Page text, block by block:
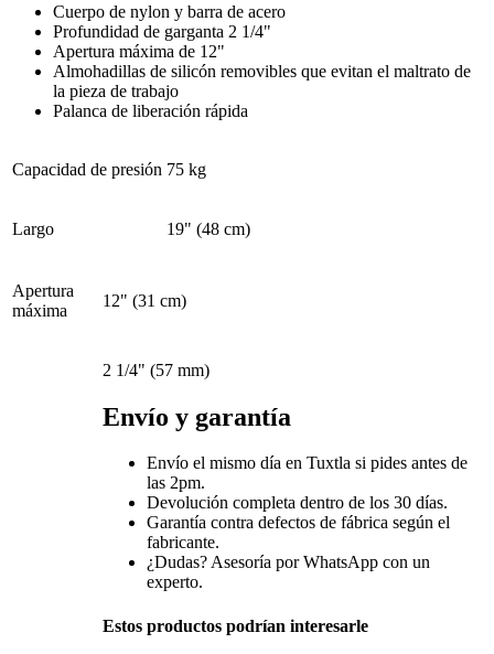
Cuerpo de nylon y barra de acero
Profundidad de garganta 2 1/4"
Apertura máxima de 12"
Almohadillas de silicón removibles que evitan el maltrato de
la pieza de trabajo
Palanca de liberación rápida
Capacidad de presión 75 kg
Largo 19" (48 cm)
Apertura
máxima
12" (31 cm)
2 1/4" (57 mm)
Envío y garantía
Envío el mismo día en Tuxtla si pides antes de
las 2pm.
Devolución completa dentro de los 30 días.
Garantía contra defectos de fábrica según el
fabricante.
¿Dudas? Asesoría por WhatsApp con un
experto.
Estos productos podrían interesarle